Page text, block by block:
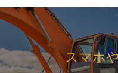
スマホ